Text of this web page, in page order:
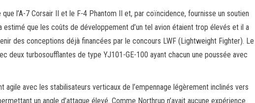
l’A-7 Corsair II et le F-4 Phantom II et, par coïncidence, fournisse un soutien
que les coûts de développement d’un tel avion étaient trop élevés et il a
des conceptions déjà financées par le concours LWF (Lightweight Fighter). Le
deux turbosoufflantes de type YJ101-GE-100 ayant chacun une poussée avec
agile avec les stabilisateurs verticaux de l’empennage légèrement inclinés vers
un angle d’attaque élevé. Comme Northrup n’avait aucune expérience